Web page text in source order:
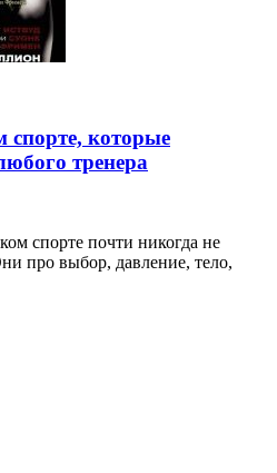
спорте, которые
тренера
спорте почти никогда не
про выбор, давление, тело,